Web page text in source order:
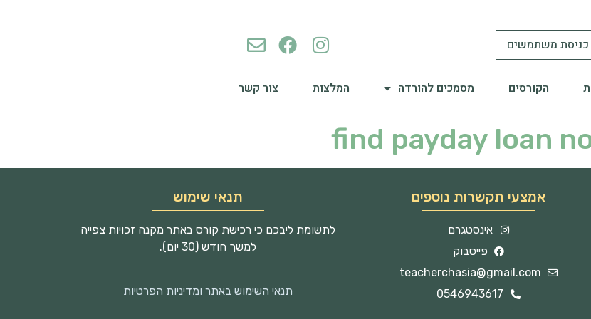
כניסת משתמשים
הקורסים מסמכים להורדה המלצות צור קשר
find payday loan
אמצעי תקשרות נוספים
אינסטגרם
פייסבוק
teacherchasia@gmail.com
0546943617
תנאי שימוש
לתשומת ליבכם כי רכישת קורס באתר מקנה זכויות צפייה
למשך חודש (30 יום).
תנאי השימוש באתר ומדיניות הפרטיות